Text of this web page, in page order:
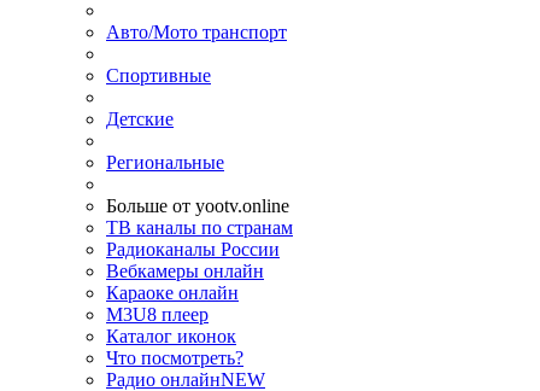
Авто/Мото транспорт
Спортивные
Детские
Региональные
Больше от yootv.online
ТВ каналы по странам
Радиоканалы России
Вебкамеры онлайн
Караоке онлайн
M3U8 плеер
Каталог иконок
Что посмотреть?
Радио онлайнNEW